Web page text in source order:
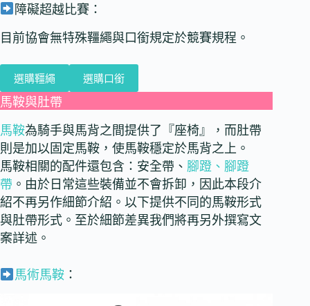
障礙超越比賽：
目前協會無特殊韁繩與口銜規定於競賽規程。
選購韁繩 選購口銜
馬鞍與肚帶
馬鞍為騎手與馬背之間提供了『座椅』，而肚帶
則是加以固定馬鞍，使馬鞍穩定於馬背之上。
馬鞍相關的配件還包含：安全帶、 腳蹬、腳蹬
帶 。由於日常這些裝備並不會拆卸，因此本段介
紹不再另作細節介紹。以下提供不同的馬鞍形式
與肚帶形式。至於細節差異我們將再另外撰寫文
案詳述。
馬術馬鞍：